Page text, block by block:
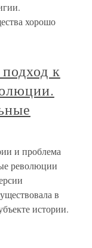
хорошо
к
и проблема
революции
в
истории.